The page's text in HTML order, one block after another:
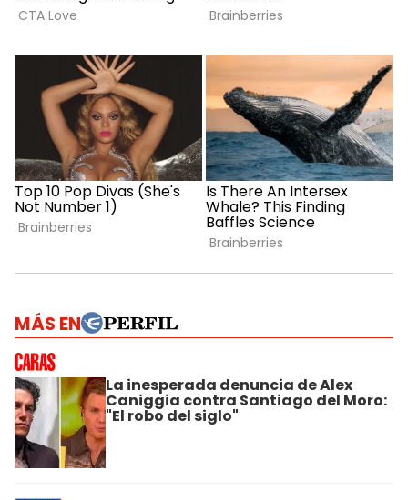
MÁS EN
La inesperada denuncia de Alex
Caniggia contra Santiago del Moro:
"El robo del siglo"